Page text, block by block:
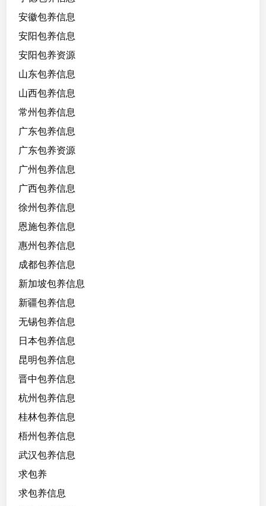
安徽包养信息
安阳包养信息
安阳包养资源
山东包养信息
山西包养信息
常州包养信息
广东包养信息
广东包养资源
广州包养信息
广西包养信息
徐州包养信息
恩施包养信息
惠州包养信息
成都包养信息
新加坡包养信息
新疆包养信息
无锡包养信息
日本包养信息
昆明包养信息
晋中包养信息
杭州包养信息
桂林包养信息
梧州包养信息
武汉包养信息
求包养
求包养信息